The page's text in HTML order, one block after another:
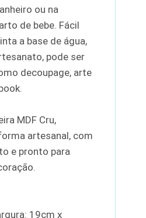
ou na
de bebe. Fácil
a base de água,
pode ser
decoupage, arte
MDF Cru,
artesanal, com
e pronto para
19cm x